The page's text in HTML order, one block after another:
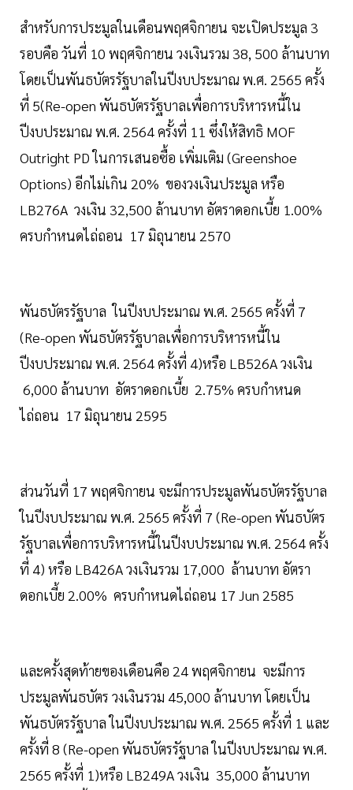
สำหรับการประมูลในเดือนพฤศจิกายน จะเปิดประมูล 3
รอบคือ วันที่ 10 พฤศจิกายน วงเงินรวม 38, 500 ล้านบาท
โดยเป็นพันธบัตรรัฐบาลในปีงบประมาณ พ.ศ. 2565 ครั้ง
ที่ 5(Re-open พันธบัตรรัฐบาลเพื่อการบริหารหนี้ใน
ปีงบประมาณ พ.ศ. 2564 ครั้งที่ 11 ซึ่งให้สิทธิ MOF
Outright PD ในการเสนอซื้อ เพิ่มเติม (Greenshoe
Options) อีกไม่เกิน 20% ของวงเงินประมูล หรือ
LB276A วงเงิน 32,500 ล้านบาท อัตราดอกเบี้ย 1.00%
ครบกำหนดไถ่ถอน 17 มิถุนายน 2570
พันธบัตรรัฐบาล ในปีงบประมาณ พ.ศ. 2565 ครั้งที่ 7
(Re-open พันธบัตรรัฐบาลเพื่อการบริหารหนี้ใน
ปีงบประมาณ พ.ศ. 2564 ครั้งที่ 4)หรือ LB526A วงเงิน
6,000 ล้านบาท อัตราดอกเบี้ย 2.75% ครบกำหนด
ไถ่ถอน 17 มิถุนายน 2595
ส่วนวันที่ 17 พฤศจิกายน จะมีการประมูลพันธบัตรรัฐบาล
ในปีงบประมาณ พ.ศ. 2565 ครั้งที่ 7 (Re-open พันธบัตร
รัฐบาลเพื่อการบริหารหนี้ในปีงบประมาณ พ.ศ. 2564 ครั้ง
ที่ 4) หรือ LB426A วงเงินรวม 17,000 ล้านบาท อัตรา
ดอกเบี้ย 2.00% ครบกำหนดไถ่ถอน 17 Jun 2585
และครั้งสุดท้ายของเดือนคือ 24 พฤศจิกายน จะมีการ
ประมูลพันธบัตร วงเงินรวม 45,000 ล้านบาท โดยเป็น
พันธบัตรรัฐบาล ในปีงบประมาณ พ.ศ. 2565 ครั้งที่ 1 และ
ครั้งที่ 8 (Re-open พันธบัตรรัฐบาล ในปีงบประมาณ พ.ศ.
2565 ครั้งที่ 1)หรือ LB249A วงเงิน 35,000 ล้านบาท